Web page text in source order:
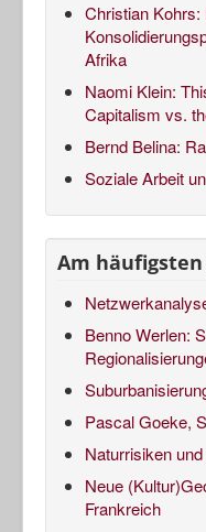
Christian
Afrika
Naomi Klein:
Capitalism vs.
Bernd Belina:
Soziale Arbeit
Am
Benno Werlen:
Pascal Goeke,
Naturrisiken
Neue
Frankreich